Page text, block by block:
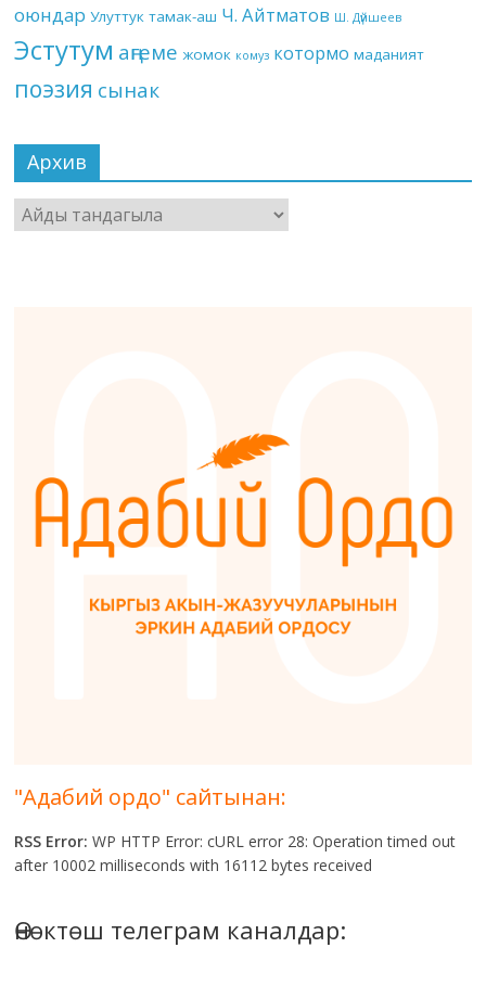
оюндар Улуттук тамак-аш Ч. Айтматов Ш. Дүйшеев
Эстутум аңгеме жомок комуз котормо маданият
поэзия сынак
Архив
Архив
"Адабий ордо" сайтынан:
RSS Error: WP HTTP Error: cURL error 28: Operation timed out
after 10002 milliseconds with 16112 bytes received
Өнөктөш телеграм каналдар: